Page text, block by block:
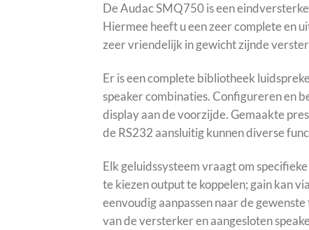
De Audac SMQ750 is een
Hiermee heeft u een zeer complete en
zeer vriendelijk in gewicht zijnde
Er is een complete bibliotheek
speaker combinaties. Configureren en
display aan de voorzijde. Gemaakte
de RS232 aansluitig kunnen diverse
Elk geluidssysteem vraagt om
te kiezen output te koppelen; gain kan
eenvoudig aanpassen naar de
van de versterker en aangesloten